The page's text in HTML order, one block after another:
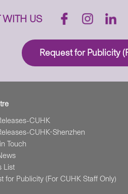
US
Request for Publicity
CUHK
CUHK-Shenzhen
Touch
List
for Publicity (For CUHK Staff Only)